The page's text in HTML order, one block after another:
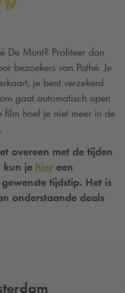
De Munt? Profiteer dan
bezoekers van Pathé. Je
je bent verzekerd
gaat automatisch open
film hoef je niet meer in de
overeen met de tijden
kun je hier een
tijdstip. Het is
onderstaande deals